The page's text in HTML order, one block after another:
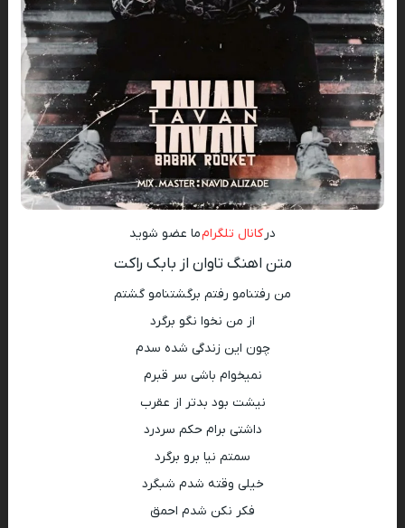
در کانال تلگرامما عضو شوید
متن اهنگ تاوان از بابک راکت
من رفتنامو رفتم برگشتنامو گشتم
از من نخوا نگو برگرد
چون این زندگی شده سدم
نمیخوام باشی سر قبرم
نیشت بود بدتر از عقرب
داشتی برام حکم سردرد
سمتم نیا برو برگرد
خیلی وقته شدم شبگرد
فکر نکن شدم احمق